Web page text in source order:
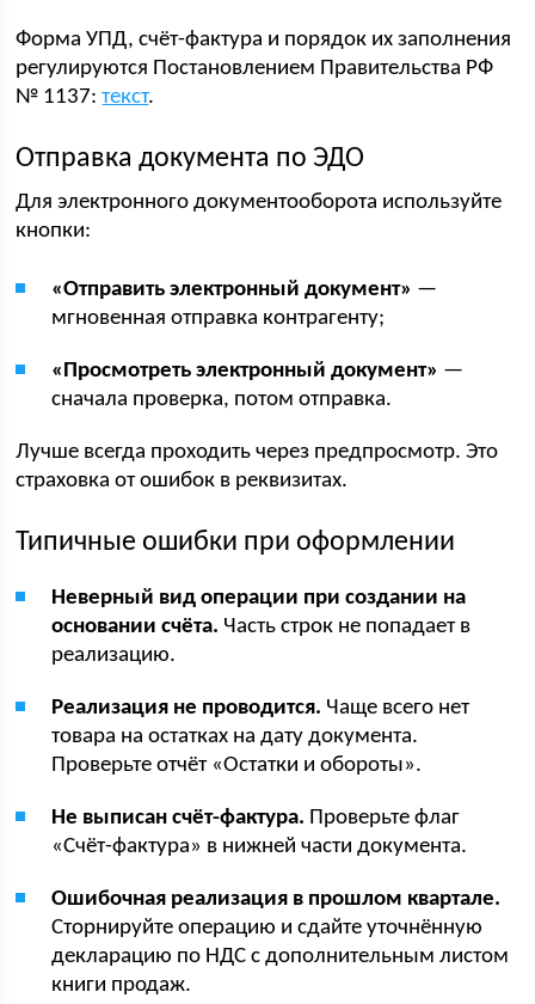
Форма УПД, счёт-фактура и порядок их заполнения
регулируются Постановлением Правительства РФ
№ 1137:текст.
Отправка документа по ЭДО
Для электронного документооборота используйте
кнопки:
«Отправить электронный документ» —
мгновенная отправка контрагенту;
«Просмотреть электронный документ» —
сначала проверка, потом отправка.
Лучше всегда проходить через предпросмотр. Это
страховка от ошибок в реквизитах.
Типичные ошибки при оформлении
Неверный вид операции при создании на
основании счёта. Часть строк не попадает в
реализацию.
Реализация не проводится. Чаще всего нет
товара на остатках на дату документа.
Проверьте отчёт «Остатки и обороты».
Не выписан счёт-фактура. Проверьте флаг
«Счёт-фактура» в нижней части документа.
Ошибочная реализация в прошлом квартале.
Сторнируйте операцию и сдайте уточнённую
декларацию по НДС с дополнительным листом
книги продаж.